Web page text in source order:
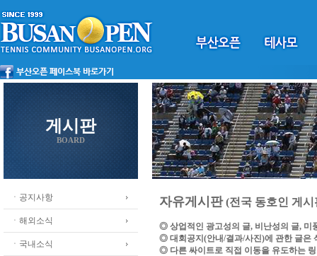
게시판
BOARD
ㆍ공지사항
ㆍ해외소식
ㆍ국내소식
자유게시판(전국 동호인 게시
◎ 상업적인 광고성의 글, 비난성의 글, 미
◎ 대회공지(안내/결과/사진)에 관한 글은
◎ 다른 싸이트로 직접 이동을 유도하는